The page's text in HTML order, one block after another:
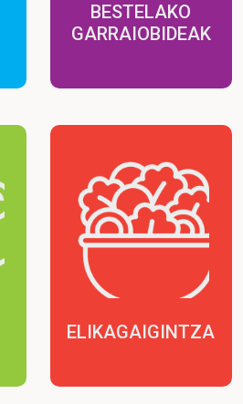
BESTELAKO
GARRAIOBIDEAK
ELIKAGAIGINTZA